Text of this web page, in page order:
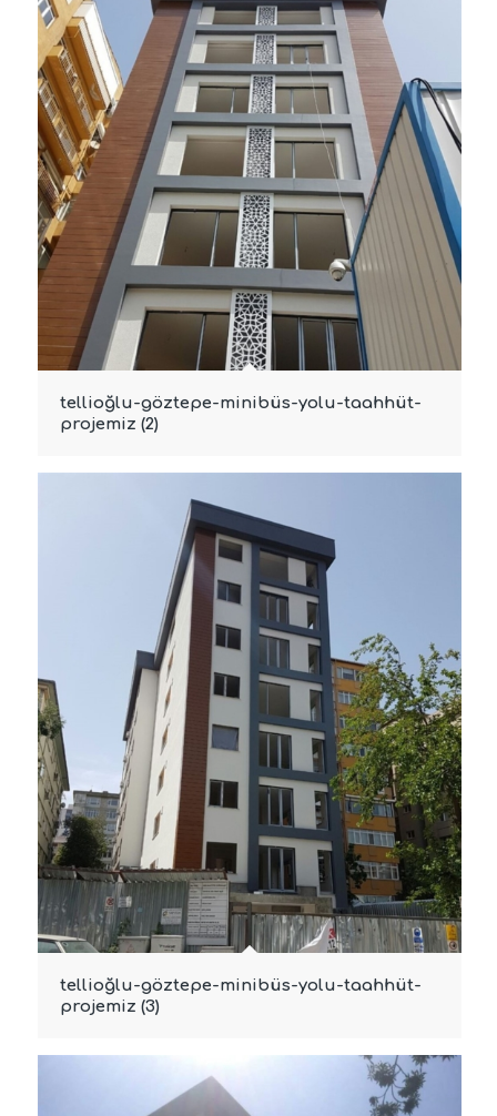
tellioğlu-göztepe-minibüs-yolu-taahhüt-
projemiz (2)
tellioğlu-göztepe-minibüs-yolu-taahhüt-
projemiz (3)